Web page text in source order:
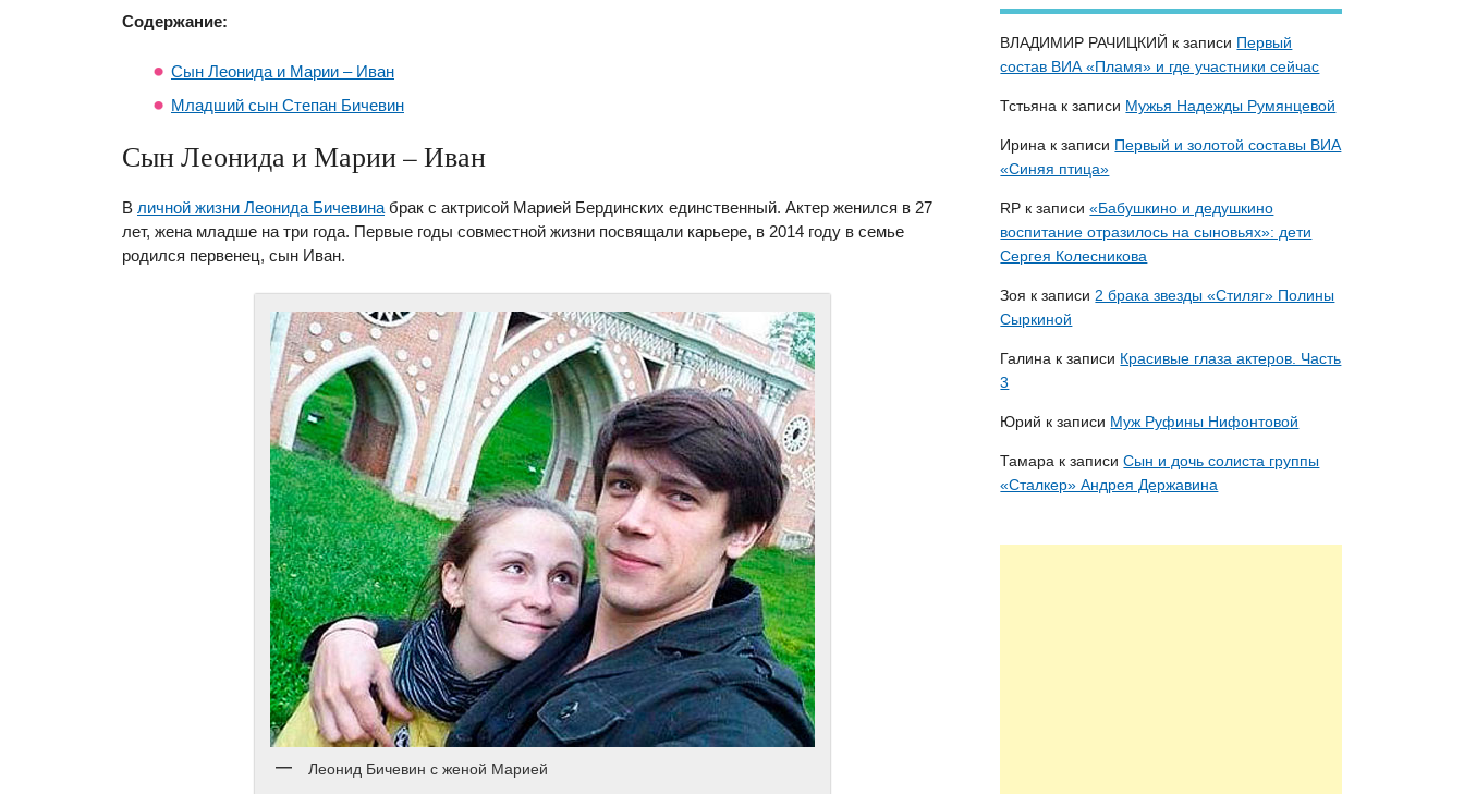
Содержание:
Сын Леонида и Марии – Иван
Младший сын Степан Бичевин
Сын Леонида и Марии – Иван
В личной жизни Леонида Бичевина брак с актрисой Марией Бердинских единственный. Актер женился в 27
лет, жена младше на три года. Первые годы совместной жизни посвящали карьере, в 2014 году в семье
родился первенец, сын Иван.
Леонид Бичевин с женой Марией
ВЛАДИМИР РАЧИЦКИЙ к записи Первый
состав ВИА «Пламя» и где участники сейчас
Тстьяна к записи Мужья Надежды Румянцевой
Ирина к записи Первый и золотой составы ВИА
«Синяя птица»
RP к записи«Бабушкино и дедушкино
воспитание отразилось на сыновьях»: дети
Сергея Колесникова
Зоя к записи 2 брака звезды «Стиляг» Полины
Сыркиной
Галина к записи Красивые глаза актеров. Часть
3
Юрий к записи Муж Руфины Нифонтовой
Тамара к записиСын и дочь солиста группы
«Сталкер» Андрея Державина